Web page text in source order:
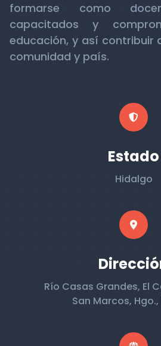
formarse como
capacitados y
educación, y así contribuir
comunidad y país.
Estado
Hidalgo
Río Casas Grandes, El
San Marcos,